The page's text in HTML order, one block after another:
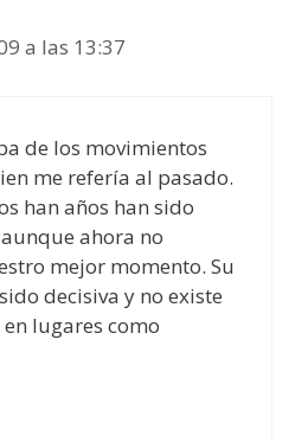
a las 13:37
de los movimientos
me refería al pasado.
han años han sido
ahora no
mejor momento. Su
decisiva y no existe
lugares como